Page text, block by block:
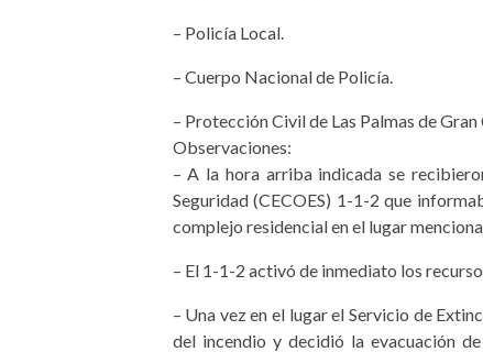
– Policía Local.
– Cuerpo Nacional de Policía.
– Protección Civil de Las Palmas de Gran
Observaciones:
– A la hora arriba indicada se
Seguridad (CECOES) 1-1-2 que
complejo residencial en el lugar
– El 1-1-2 activó de inmediato los
– Una vez en el lugar el Servicio de
del incendio y decidió la evacuación